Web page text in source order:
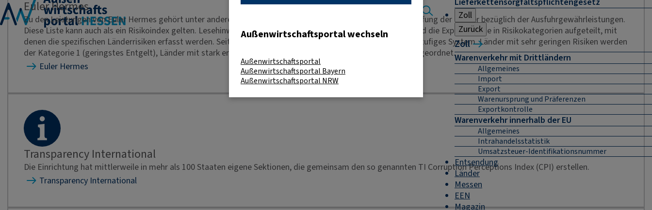
Zoll
Zurück
Zoll
Warenverkehr mit Drittländern
Allgemeines
Import
Export
Warenursprung und Präferenzen
Exportkontrolle
Warenverkehr innerhalb der EU
Allgemeines
Intrahandelsstatistik
Umsatzsteuer-Identifikationsnummer
Entsendung
Länder
Messen
EEN
Magazin
Euler Hermes
Zu den Leistungen von Euler Hermes gehört unter anderem die so genannte Länderklassifizierung, eine Einstufung der Länder bezüglich der Ausfuhrgewährleistungen.
Diese Liste kann auch als ein Risikoindex gelten. Lesehinweis für die Liste: Für die Berechnung des Entgelts sind die Exportmärkte in Risikokategorien aufgeteilt, mit
denen die spezifischen Länderrisiken erfasst werden. Seit dem 1. April 1999 gilt ein OECD-einheitliches siebenstufiges System. Länder mit sehr geringen Risiken werden
der Kategorie 1 (geringstes Entgelt), Länder mit stark erhöhtem Risiko der Kategorie 7 (höchstes Entgelt) zugeordnet.
Euler Hermes
Transparency International
Die Einrichtung hat mittlerweile in mehr als 100 Staaten eigene Sektionen, die gemeinsam den so genannten TI Corruption Perceptions Index (CPI) erstellen.
Transparency International
Außenwirtschaftsportal wechseln
Außenwirtschaftsportal
Außenwirtschaftsportal Bayern
Außenwirtschaftsportal NRW